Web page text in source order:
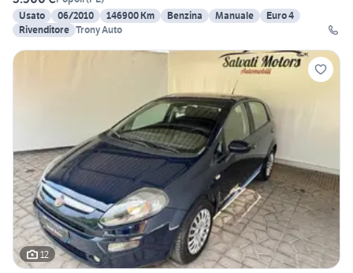
Usato
06/2010 146900 Km Benzina Manuale
Euro 4
Rivenditore Trony Auto
12